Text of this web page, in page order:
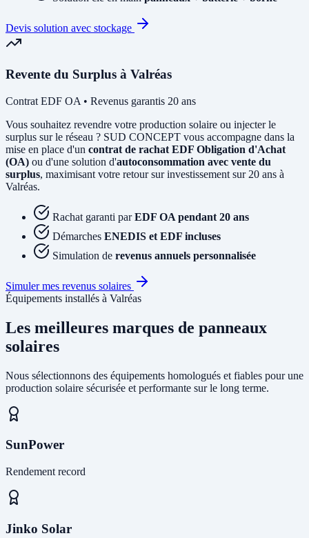
Devis solution avec stockage
Revente du Surplus à Valréas
Contrat EDF OA • Revenus garantis 20 ans
Vous souhaitez revendre votre production solaire ou injecter le
surplus sur le réseau ? SUD CONCEPT vous accompagne dans la
mise en place d'un contrat de rachat EDF Obligation d'Achat
(OA) ou d'une solution d'autoconsommation avec vente du
surplus, maximisant votre retour sur investissement sur 20 ans à
Valréas.
Rachat garanti parEDF OA pendant 20 ans
Démarches ENEDIS et EDF incluses
Simulation de revenus annuels personnalisée
Simuler mes revenus solaires
Équipements installés à Valréas
Les meilleures marques de panneaux
solaires
Nous sélectionnons des équipements homologués et fiables pour une
production solaire sécurisée et performante sur le long terme.
SunPower
Rendement record
Jinko Solar